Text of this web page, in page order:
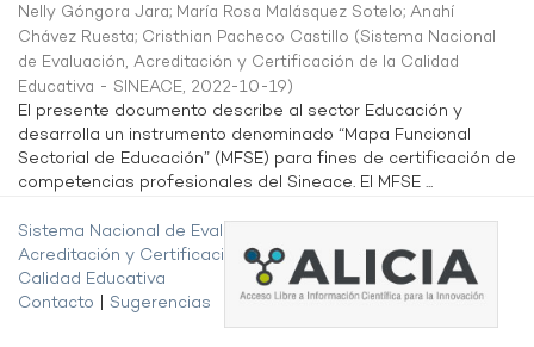
Nelly Góngora Jara; María Rosa Malásquez Sotelo; Anahí
Chávez Ruesta; Cristhian Pacheco Castillo (Sistema Nacional
de Evaluación, Acreditación y Certificación de la Calidad
Educativa - SINEACE, 2022-10-19)
El presente documento describe al sector Educación y
desarrolla un instrumento denominado “Mapa Funcional
Sectorial de Educación” (MFSE) para fines de certificación de
competencias profesionales del Sineace. El MFSE ...
Sistema Nacional de Evaluación,
Acreditación y Certificación de la
Calidad Educativa
Contacto
Sugerencias